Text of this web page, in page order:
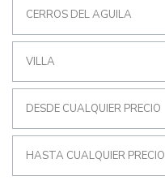
CERROS DEL AGUILA
VILLA
DESDE CUALQUIER PRECIO
HASTA CUALQUIER PRECIO